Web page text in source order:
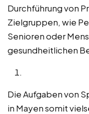
Durchführung von
Zielgruppen, wie
Senioren oder
gesundheitlichen
Die Aufgaben von
in Mayen somit